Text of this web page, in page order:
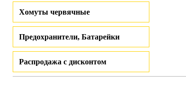
Хомуты червячные
Предохранители, Батарейки
Распродажа с дисконтом